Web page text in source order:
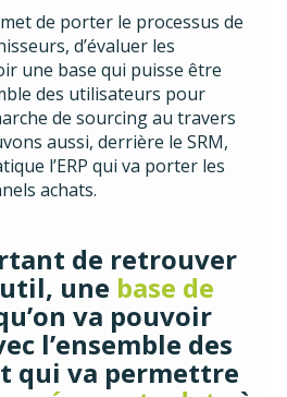
de porter le processus de
d’évaluer les
une base qui puisse être
des utilisateurs pour
de sourcing au travers
aussi, derrière le SRM,
l’ERP qui va porter les
achats.
de retrouver
une base de
va pouvoir
l’ensemble des
qui va permettre